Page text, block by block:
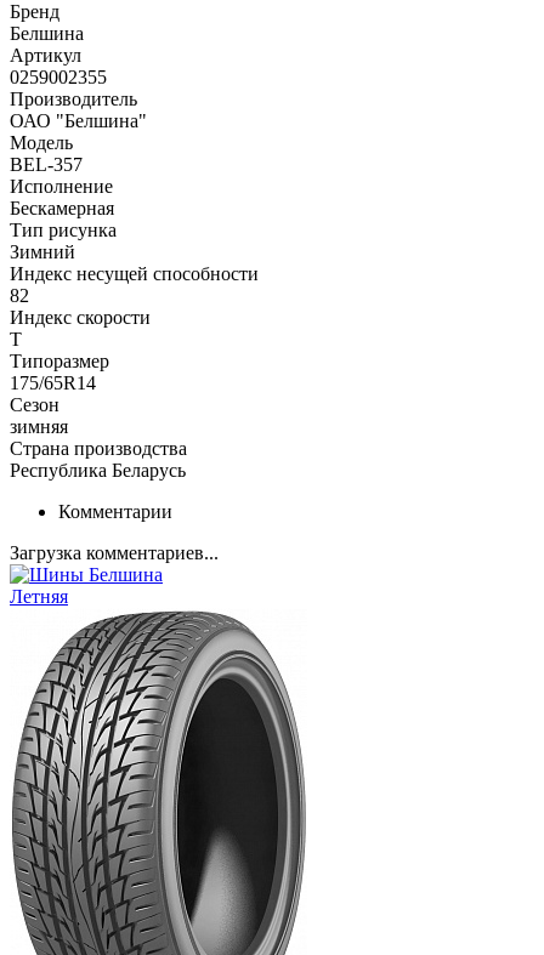
Бренд
Белшина
Артикул
0259002355
Производитель
ОАО "Белшина"
Модель
BEL-357
Исполнение
Бескамерная
Тип рисунка
Зимний
Индекс несущей способности
82
Индекс скорости
T
Типоразмер
175/65R14
Сезон
зимняя
Страна производства
Республика Беларусь
Комментарии
Загрузка комментариев...
Летняя